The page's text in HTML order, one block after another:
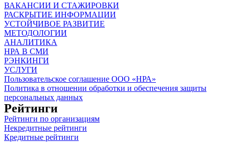
ВАКАНСИИ И СТАЖИРОВКИ
РАСКРЫТИЕ ИНФОРМАЦИИ
УСТОЙЧИВОЕ РАЗВИТИЕ
МЕТОДОЛОГИИ
АНАЛИТИКА
НРА В СМИ
РЭНКИНГИ
УСЛУГИ
Пользовательское соглашение ООО «НРА»
Политика в отношении обработки и обеспечения защиты
персональных данных
Рейтинги
Рейтинги по организациям
Некредитные рейтинги
Кредитные рейтинги